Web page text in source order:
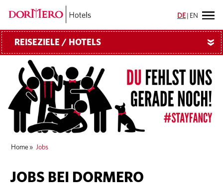
DE EN
REISEZIELE / HOTELS »
Home » Jobs
JOBS BEI DORMERO